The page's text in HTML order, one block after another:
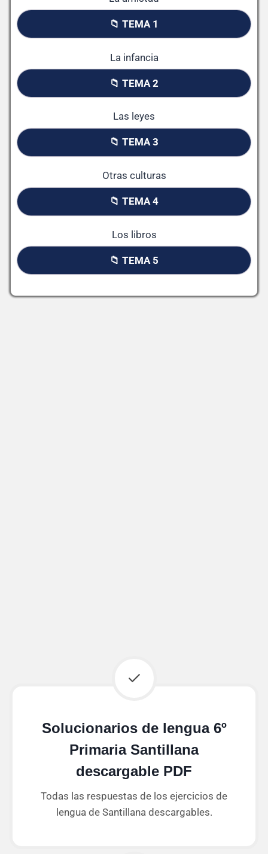
📁 TEMA 1
La infancia
📁 TEMA 2
Las leyes
📁 TEMA 3
Otras culturas
📁 TEMA 4
Los libros
📁 TEMA 5
Solucionarios de lengua 6º
Primaria Santillana
descargable PDF
Todas las respuestas de los ejercicios de
lengua de Santillana descargables.